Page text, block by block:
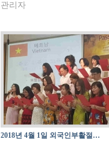
관리자
2018년 4월 1일 외국인부활절…